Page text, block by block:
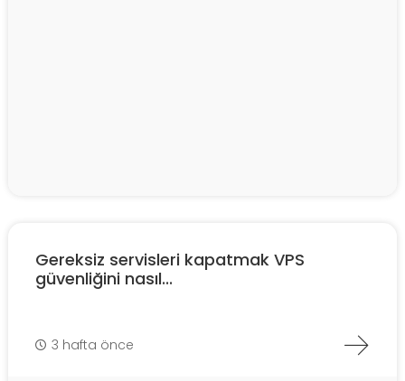
Gereksiz servisleri kapatmak VPS
güvenliğini nasıl...
3 hafta önce